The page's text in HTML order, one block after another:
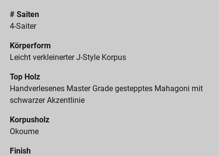
# Saiten
4-Saiter
Körperform
Leicht verkleinerter J-Style Korpus
Top Holz
Handverlesenes Master Grade gestepptes Mahagoni mit
schwarzer Akzentlinie
Korpusholz
Okoume
Finish